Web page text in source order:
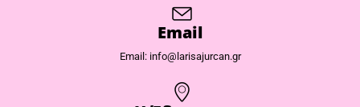
Email
Email: info@larisajurcan.gr